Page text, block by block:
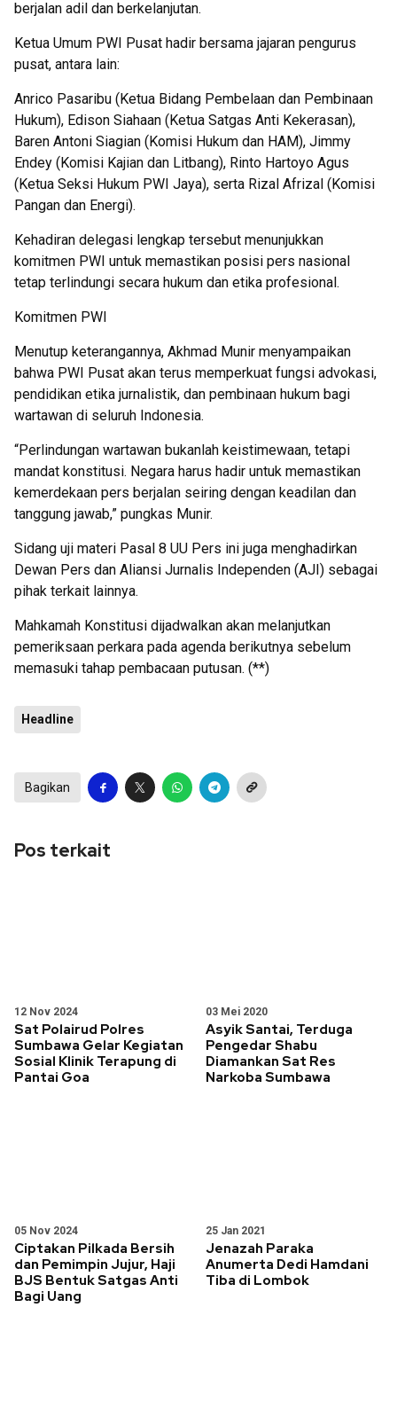
berjalan adil dan berkelanjutan.
Ketua Umum PWI Pusat hadir bersama jajaran pengurus
pusat, antara lain:
Anrico Pasaribu (Ketua Bidang Pembelaan dan Pembinaan
Hukum), Edison Siahaan (Ketua Satgas Anti Kekerasan),
Baren Antoni Siagian (Komisi Hukum dan HAM), Jimmy
Endey (Komisi Kajian dan Litbang), Rinto Hartoyo Agus
(Ketua Seksi Hukum PWI Jaya), serta Rizal Afrizal (Komisi
Pangan dan Energi).
Kehadiran delegasi lengkap tersebut menunjukkan
komitmen PWI untuk memastikan posisi pers nasional
tetap terlindungi secara hukum dan etika profesional.
Komitmen PWI
Menutup keterangannya, Akhmad Munir menyampaikan
bahwa PWI Pusat akan terus memperkuat fungsi advokasi,
pendidikan etika jurnalistik, dan pembinaan hukum bagi
wartawan di seluruh Indonesia.
“Perlindungan wartawan bukanlah keistimewaan, tetapi
mandat konstitusi. Negara harus hadir untuk memastikan
kemerdekaan pers berjalan seiring dengan keadilan dan
tanggung jawab,” pungkas Munir.
Sidang uji materi Pasal 8 UU Pers ini juga menghadirkan
Dewan Pers dan Aliansi Jurnalis Independen (AJI) sebagai
pihak terkait lainnya.
Mahkamah Konstitusi dijadwalkan akan melanjutkan
pemeriksaan perkara pada agenda berikutnya sebelum
memasuki tahap pembacaan putusan. (**)
Headline
Bagikan
Pos terkait
12 Nov 2024
Sat Polairud Polres
Sumbawa Gelar Kegiatan
Sosial Klinik Terapung di
Pantai Goa
03 Mei 2020
Asyik Santai, Terduga
Pengedar Shabu
Diamankan Sat Res
Narkoba Sumbawa
05 Nov 2024
Ciptakan Pilkada Bersih
dan Pemimpin Jujur, Haji
BJS Bentuk Satgas Anti
Bagi Uang
25 Jan 2021
Jenazah Paraka
Anumerta Dedi Hamdani
Tiba di Lombok